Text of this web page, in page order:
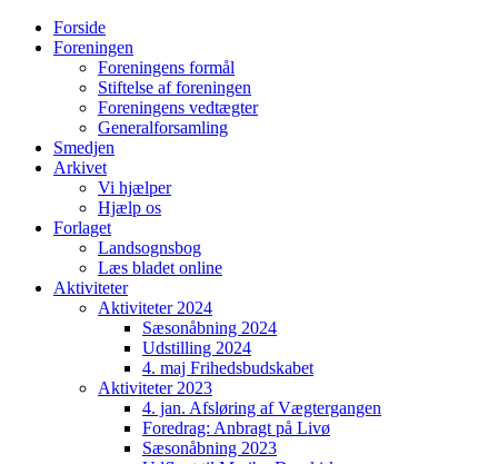
Forside
Foreningen
Foreningens formål
Stiftelse af foreningen
Foreningens vedtægter
Generalforsamling
Smedjen
Arkivet
Vi hjælper
Hjælp os
Forlaget
Landsognsbog
Læs bladet online
Aktiviteter
Aktiviteter 2024
Sæsonåbning 2024
Udstilling 2024
4. maj Frihedsbudskabet
Aktiviteter 2023
4. jan. Afsløring af Vægtergangen
Foredrag: Anbragt på Livø
Sæsonåbning 2023